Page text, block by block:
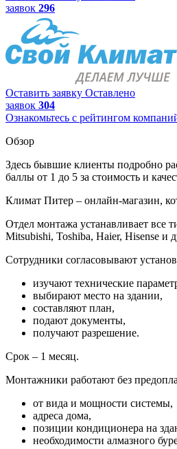
заявок 296
Оставить заявку Оставлено
заявок 304
Ознакомьтесь с рейтингом
Обзор
Здесь бывшие клиенты подробно
баллы от 1 до 5 за стоимость и
Климат Питер – онлайн-магазин,
Отдел монтажа устанавливает все
Mitsubishi, Toshiba, Haier, Hisense и
Сотрудники согласовывают
изучают технические
выбирают место на здании,
составляют план,
подают документы,
получают разрешение.
Срок – 1 месяц.
Монтажники работают без
от вида и мощности системы,
адреса дома,
позиции кондиционера на
необходимости алмазного